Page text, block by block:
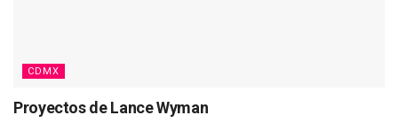
CDMX
Proyectos de Lance Wyman